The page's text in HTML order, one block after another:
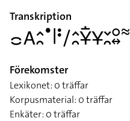
Transkription
􌤌􌤤􌤵􌥘􌤟􌥼􌥻􌥠􌤵􌥘􌥃􌥛􌥃􌥖􌥘􌥰􌦉􌦇
Förekomster
Lexikonet: 0 träffar
Korpusmaterial: 0 träffar
Enkäter: 0 träffar